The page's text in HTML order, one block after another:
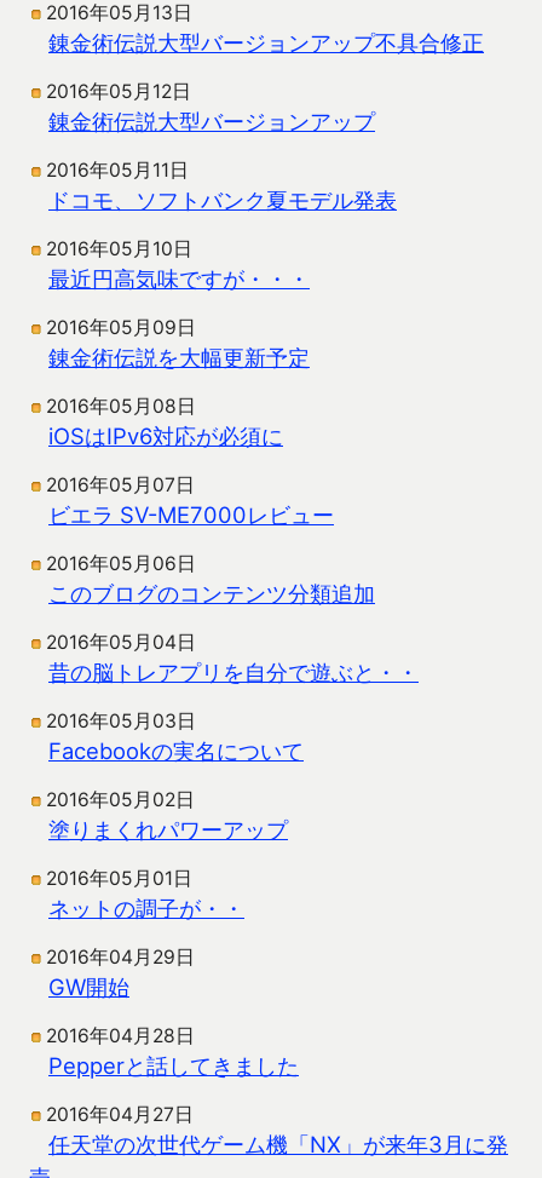
2016年05月13日
錬金術伝説大型バージョンアップ不具合修正
2016年05月12日
錬金術伝説大型バージョンアップ
2016年05月11日
ドコモ、ソフトバンク夏モデル発表
2016年05月10日
最近円高気味ですが・・・
2016年05月09日
錬金術伝説を大幅更新予定
2016年05月08日
iOSはIPv6対応が必須に
2016年05月07日
ビエラ SV-ME7000レビュー
2016年05月06日
このブログのコンテンツ分類追加
2016年05月04日
昔の脳トレアプリを自分で遊ぶと・・
2016年05月03日
Facebookの実名について
2016年05月02日
塗りまくれパワーアップ
2016年05月01日
ネットの調子が・・
2016年04月29日
GW開始
2016年04月28日
Pepperと話してきました
2016年04月27日
任天堂の次世代ゲーム機「NX」が来年3月に発